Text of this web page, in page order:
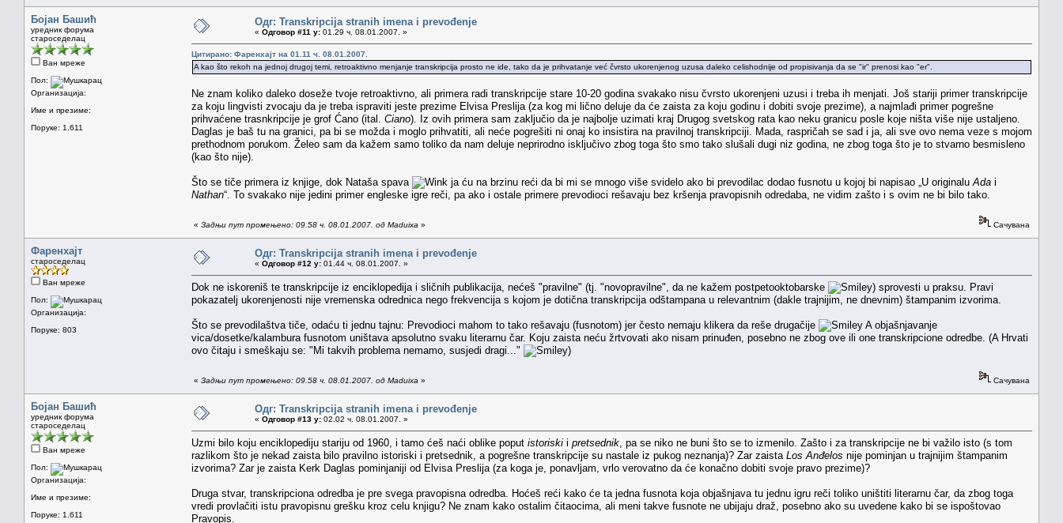
Бојан Башић
уредник форума
староседелац
Ван мреже
Пол:
Организација:
Име и презиме:
Поруке: 1.611
Одг: Transkripcija stranih imena i prevođenje
« Одговор #11 у: 01.29 ч. 08.01.2007. »
Цитирано: Фаренхајт на 01.11 ч. 08.01.2007.
A kao što rekoh na jednoj drugoj temi, retroaktivno menjanje transkripcija prosto ne ide, tako da je prihvatanje već čvrsto ukorenjenog uzusa daleko celishodnije od propisivanja da se "ir" prenosi kao "er".
Ne znam koliko daleko doseže tvoje retroaktivno, ali primera radi transkripcije stare 10-20 godina svakako nisu čvrsto ukorenjeni uzusi i treba ih menjati. Još stariji primer transkripcije
za koju lingvisti zvocaju da je treba ispraviti jeste prezime Elvisa Preslija (za kog mi lično deluje da će zaista za koju godinu i dobiti svoje prezime), a najmlađi primer pogrešne
prihvaćene trasnkripcije je grof Ćano (ital. Ciano). Iz ovih primera sam zaključio da je najbolje uzimati kraj Drugog svetskog rata kao neku granicu posle koje ništa više nije ustaljeno.
Daglas je baš tu na granici, pa bi se možda i moglo prihvatiti, ali neće pogrešiti ni onaj ko insistira na pravilnoj transkripciji. Mada, raspričah se sad i ja, ali sve ovo nema veze s mojom
prethodnom porukom. Želeo sam da kažem samo toliko da nam deluje neprirodno isključivo zbog toga što smo tako slušali dugi niz godina, ne zbog toga što je to stvarno besmisleno
(kao što nije).
Što se tiče primera iz knjige, dok Nataša spava ja ću na brzinu reći da bi mi se mnogo više svidelo ako bi prevodilac dodao fusnotu u kojoj bi napisao „U originalu Ada i
Nathan“. To svakako nije jedini primer engleske igre reči, pa ako i ostale primere prevodioci rešavaju bez kršenja pravopisnih odredaba, ne vidim zašto i s ovim ne bi bilo tako.
« Задњи пут промењено: 09.58 ч. 08.01.2007. од Maduixa » Сачувана
Фаренхајт
староседелац
Ван мреже
Пол:
Организација:
Поруке: 803
Одг: Transkripcija stranih imena i prevođenje
« Одговор #12 у: 01.44 ч. 08.01.2007. »
Dok ne iskoreniš te transkripcije iz enciklopedija i sličnih publikacija, nećeš "pravilne" (tj. "novopravilne", da ne kažem postpetooktobarske
) sprovesti u praksu. Pravi
pokazatelj ukorenjenosti nije vremenska odrednica nego frekvencija s kojom je dotična transkripcija odštampana u relevantnim (dakle trajnijim, ne dnevnim) štampanim izvorima.
Što se prevodilaštva tiče, odaću ti jednu tajnu: Prevodioci mahom to tako rešavaju (fusnotom) jer često nemaju klikera da reše drugačije
A objašnjavanje
vica/dosetke/kalambura fusnotom uništava apsolutno svaku literarnu čar. Koju zaista neću žrtvovati ako nisam prinuđen, posebno ne zbog ove ili one transkripcione odredbe. (A Hrvati
ovo čitaju i smeškaju se: "Mi takvih problema nemamo, susjedi dragi..."
)
« Задњи пут промењено: 09.58 ч. 08.01.2007. од Maduixa » Сачувана
Бојан Башић
уредник форума
староседелац
Ван мреже
Пол:
Организација:
Име и презиме:
Поруке: 1.611
Одг: Transkripcija stranih imena i prevođenje
« Одговор #13 у: 02.02 ч. 08.01.2007. »
Uzmi bilo koju enciklopediju stariju od 1960, i tamo ćeš naći oblike poput istoriski i pretsednik , pa se niko ne buni što se to izmenilo. Zašto i za transkripcije ne bi važilo isto (s tom
razlikom što je nekad zaista bilo pravilno istoriski i pretsednik, a pogrešne transkripcije su nastale iz pukog neznanja)? Zar zaista Los Anđelos nije pominjan u trajnijim štampanim
izvorima? Zar je zaista Kerk Daglas pominjaniji od Elvisa Preslija (za koga je, ponavljam, vrlo verovatno da će konačno dobiti svoje pravo prezime)?
Druga stvar, transkripciona odredba je pre svega pravopisna odredba. Hoćeš reći kako će ta jedna fusnota koja objašnjava tu jednu igru reči toliko uništiti literarnu čar, da zbog toga
vredi provlačiti istu pravopisnu grešku kroz celu knjigu? Ne znam kako ostalim čitaocima, ali meni takve fusnote ne ubijaju draž, posebno ako su uvedene kako bi se ispoštovao
Pravopis.